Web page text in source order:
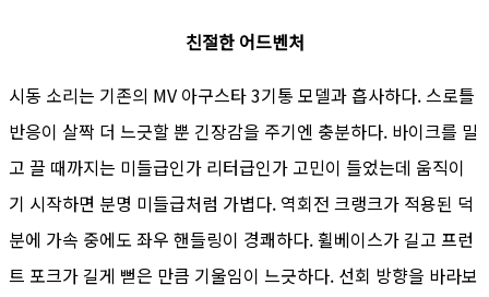
친절한 어드벤처
시동 소리는 기존의 MV 아구스타 3기통 모델과 흡사하다. 스로틀
반응이 살짝 더 느긋할 뿐 긴장감을 주기엔 충분하다. 바이크를 밀
고 끌 때까지는 미들급인가 리터급인가 고민이 들었는데 움직이
기 시작하면 분명 미들급처럼 가볍다. 역회전 크랭크가 적용된 덕
분에 가속 중에도 좌우 핸들링이 경쾌하다. 휠베이스가 길고 프런
트 포크가 길게 뻗은 만큼 기울임이 느긋하다. 선회 방향을 바라보